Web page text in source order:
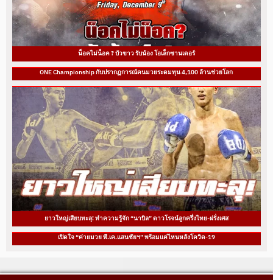
น็อคไม่น็อค ? บัวขาว รับน้อง โอเล็กซานเดอร์
ONE Championship กับปรากฏการณ์คนมวยระดมทุน 4,100 ล้านช่วยโลก
ยาวใหญ่เสียบทะลุ! ทำความรู้จัก “นาบิล” ดาวโรจน์ลูกครึ่งไทย-ฝรั่งเศส
เปิดใจ “ค่ายมวย พี.เค.แสนชัยฯ” พร้อมแค่ไหนหลังโควิด-19